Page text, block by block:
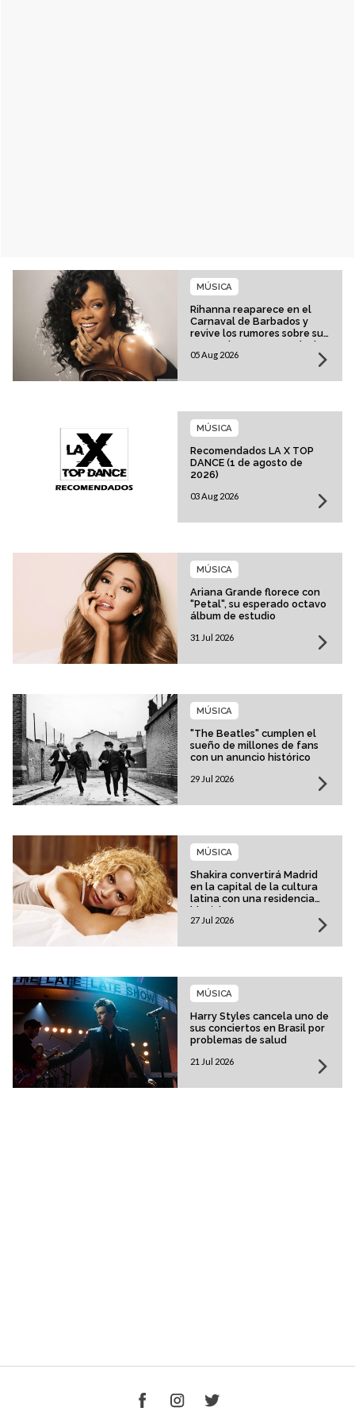
Rihanna reaparece en el
Carnaval de Barbados y
revive los rumores sobre su
esperado regreso musical
MÚSICA
05 Aug 2026
Recomendados LA X TOP
DANCE (1 de agosto de
2026)
MÚSICA
03 Aug 2026
Ariana Grande florece con
"Petal", su esperado octavo
álbum de estudio
MÚSICA
31 Jul 2026
"The Beatles" cumplen el
sueño de millones de fans
con un anuncio histórico
MÚSICA
29 Jul 2026
Shakira convertirá Madrid
en la capital de la cultura
latina con una residencia
histórica
MÚSICA
27 Jul 2026
Harry Styles cancela uno de
sus conciertos en Brasil por
problemas de salud
MÚSICA
21 Jul 2026